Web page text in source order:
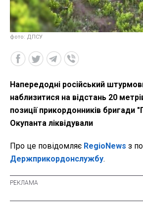
фото: ДПСУ
Напередодні російський
наблизитися на відстань 20
позиції прикордонників бригади
Окупанта ліквідували
Про це повідомляє RegioNews з
Держприкордонслужбу.